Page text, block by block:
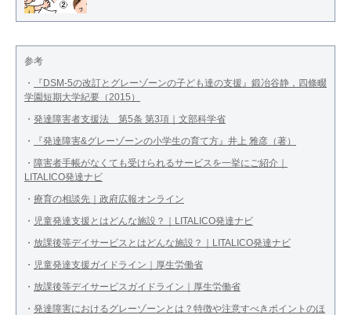
参考
・
『DSM-5の改訂とグレーゾーンの子ども達の支援』 鍛冶谷静，四條畷
学園短期大学紀要（2015）
・ 発達障害者支援法 第5条 第3項｜文部科学省
・
『発達障害&グレーゾーンの小学生の育て方』 井上 雅彦（著）
・ 障害者手帳がなくても受けられるサービスを一挙にご紹介｜
LITALICO発達ナビ
・ 療育の相談先｜政府広報オンライン
・ 児童発達支援とはどんな施設？｜LITALICO発達ナビ
・ 放課後等デイサービスとはどんな施設？｜LITALICO発達ナビ
・ 児童発達支援ガイドライン｜厚生労働省
・ 放課後等デイサービスガイドライン｜厚生労働省
・ 発達障害におけるグレーゾーンとは？特徴や注意すべきポイントのほ